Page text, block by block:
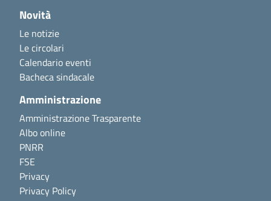
Novità
Le notizie
Le circolari
Calendario eventi
Bacheca sindacale
Amministrazione
Amministrazione Trasparente
Albo online
PNRR
FSE
Privacy
Privacy Policy